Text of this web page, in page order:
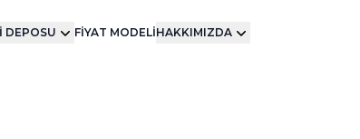
DEPOSU FİYAT MODELİHAKKIMIZDA